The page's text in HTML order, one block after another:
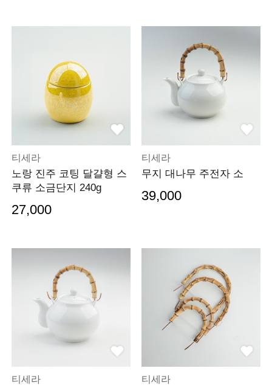
티세라
노랑 진주 코팅 달걀형 스
쿠류 소금단지 240g
27,000
티세라
무지 대나무 주전자 소
39,000
티세라 티세라